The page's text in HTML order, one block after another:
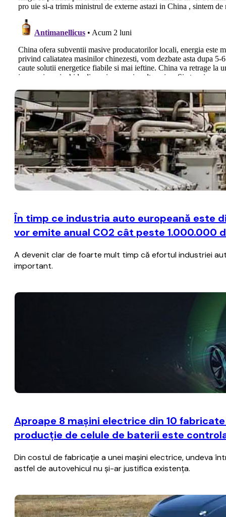
În timp ce industria auto europeană este
vor emite anual CO2 cât peste 1.000.000
A devenit clar de foarte mult timp că efortul industriei
important.
Aproape 8 maşini electrice din 10
producţie de celule de baterii este
Din costul de fabricaţie a unei maşini electrice, undeva
astfel de autovehicul nu şi-ar justifica existenţa.